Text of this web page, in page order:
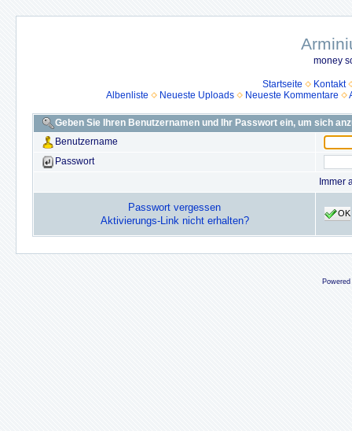
money
Startseite
Kontakt
Albenliste
Neueste Uploads Neueste Kommentare
Geben Sie Ihren Benutzernamen und Ihr Passwort ein, um sich
Benutzername
Passwort
Immer
Passwort vergessen
Aktivierungs-Link nicht erhalten?
OK